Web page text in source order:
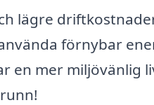
lägre
förnybar
en mer miljövänlig